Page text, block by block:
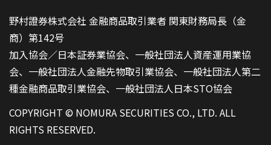
野村證券株式会社 金融商品取引業者 関東財務局長（金
商）第142号
加入協会／日本証券業協会、一般社団法人資産運用業協
会、一般社団法人金融先物取引業協会、一般社団法人第二
種金融商品取引業協会、一般社団法人日本STO協会
COPYRIGHT © NOMURA SECURITIES CO., LTD. ALL
RIGHTS RESERVED.